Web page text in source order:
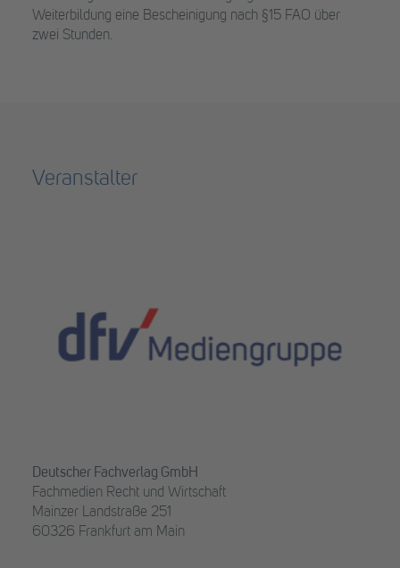
Weiterbildung eine Bescheinigung nach §15 FAO über
zwei Stunden.
Veranstalter
Deutscher Fachverlag GmbH
Fachmedien Recht und Wirtschaft
Mainzer Landstraße 251
60326 Frankfurt am Main